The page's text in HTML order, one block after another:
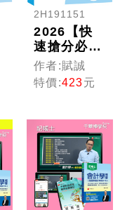
2H191151
2026【快
速搶分必
備】租稅申
報實務 [主
題式題庫
題]：超夯
經典題型歸
納[九版]
（記帳士）
作者:賦誠
特價:423元